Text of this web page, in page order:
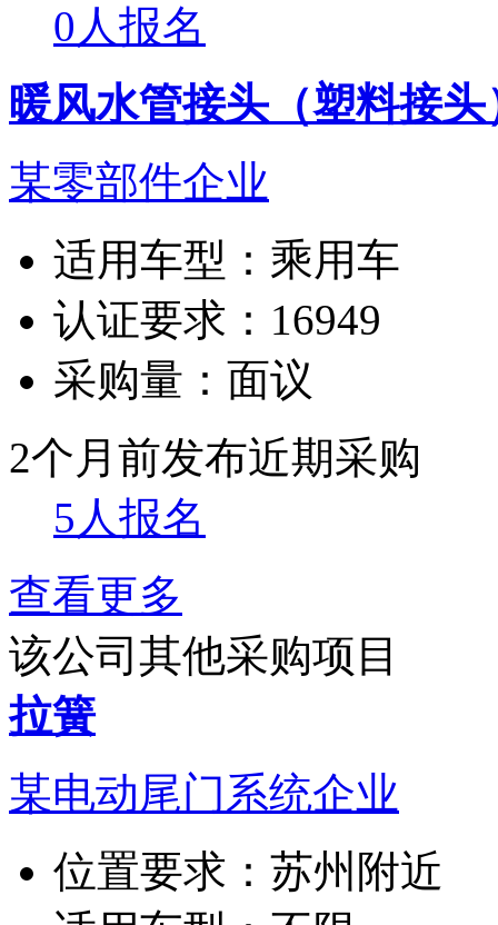
0人报名
暖风水管接头（塑料接头
某零部件企业
适用车型： 乘用车
认证要求： 16949
采购量： 面议
2个月前发布近期采购
5人报名
查看更多
该公司其他采购项目
拉簧
某电动尾门系统企业
位置要求： 苏州附近